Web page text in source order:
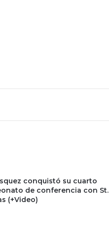
conquistó su cuarto
de conferencia con St.
(+Video)